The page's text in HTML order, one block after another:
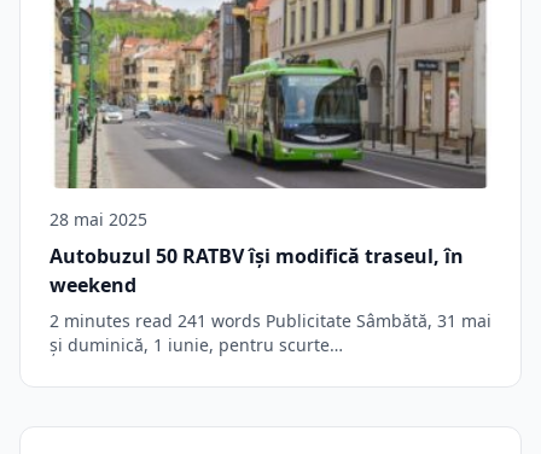
28 mai 2025
Autobuzul 50 RATBV îşi modifică traseul, în
weekend
2 minutes read 241 words Publicitate Sâmbătă, 31 mai
și duminică, 1 iunie, pentru scurte…